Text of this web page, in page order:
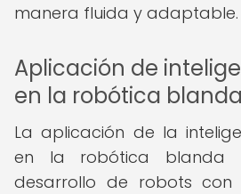
manera fluida y adaptable.
Aplicación de
en la robótica blanda
La aplicación de la
en la robótica blanda
desarrollo de robots